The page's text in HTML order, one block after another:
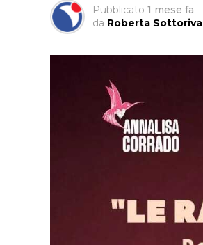
Pubblicato 1 mese fa –
da Roberta Sottoriva